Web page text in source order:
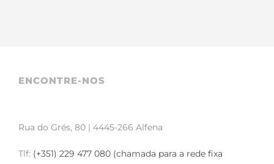
ENCONTRE-NOS
Rua do Grés, 80 | 4445-266 Alfena
Tlf: (+351) 229 477 080 (chamada para a rede fixa